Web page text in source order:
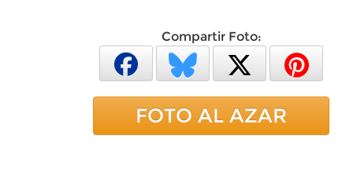
Compartir Foto:
FOTO AL AZAR